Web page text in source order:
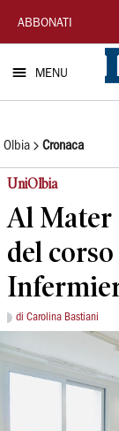
La
Nuova
Sardegna
ABBONATI
MENU
Olbia Cronaca
UniOlbia
Al Mater
del
di Carolina Bastiani